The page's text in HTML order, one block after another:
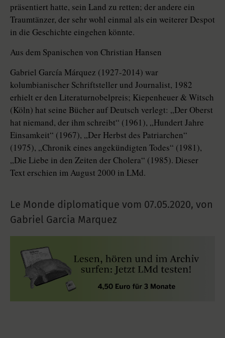
präsentiert hatte, sein Land zu retten; der andere ein
Traumtänzer, der sehr wohl einmal als ein weiterer Despot
in die Geschichte eingehen könnte.
Aus dem Spanischen von Christian Hansen
Gabriel García Márquez (1927-2014) war
kolumbianischer Schriftsteller und Journalist, 1982
erhielt er den Literaturnobelpreis; Kiepenheuer & Witsch
(Köln) hat seine Bücher auf Deutsch verlegt: „Der Oberst
hat niemand, der ihm schreibt“ (1961), „Hundert Jahre
Einsamkeit“ (1967), „Der Herbst des Patriarchen“
(1975), „Chronik eines angekündigten Todes“ (1981),
„Die Liebe in den Zeiten der Cholera“ (1985). Dieser
Text erschien im August 2000 in LMd.
Le Monde diplomatique vom 07.05.2020, von
Gabriel Garcia Marquez